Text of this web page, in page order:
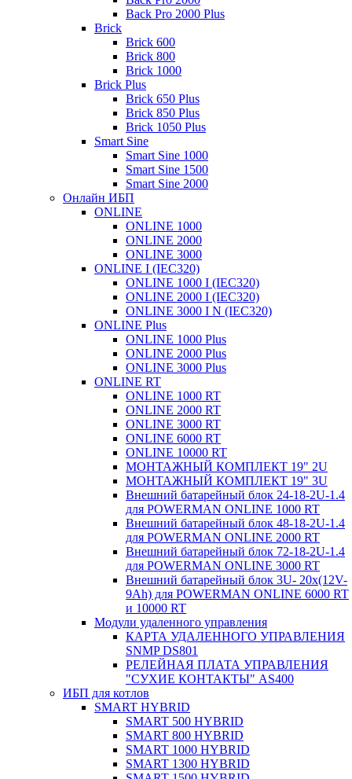
Back Pro 2000 Plus
Brick
Brick 600
Brick 800
Brick 1000
Brick Plus
Brick 650 Plus
Brick 850 Plus
Brick 1050 Plus
Smart Sine
Smart Sine 1000
Smart Sine 1500
Smart Sine 2000
Онлайн ИБП
ONLINE
ONLINE 1000
ONLINE 2000
ONLINE 3000
ONLINE I (IEC320)
ONLINE 1000 I (IEC320)
ONLINE 2000 I (IEC320)
ONLINE 3000 I N (IEC320)
ONLINE Plus
ONLINE 1000 Plus
ONLINE 2000 Plus
ONLINE 3000 Plus
ONLINE RT
ONLINE 1000 RT
ONLINE 2000 RT
ONLINE 3000 RT
ONLINE 6000 RT
ONLINE 10000 RT
МОНТАЖНЫЙ КОМПЛЕКТ 19" 2U
МОНТАЖНЫЙ КОМПЛЕКТ 19" 3U
Внешний батарейный блок 24-18-2U-1.4
для POWERMAN ONLINE 1000 RT
Внешний батарейный блок 48-18-2U-1.4
для POWERMAN ONLINE 2000 RT
Внешний батарейный блок 72-18-2U-1.4
для POWERMAN ONLINE 3000 RT
Внешний батарейный блок 3U- 20x(12V-
9Ah) для POWERMAN ONLINE 6000 RT
и 10000 RT
Модули удаленного управления
КАРТА УДАЛЕННОГО УПРАВЛЕНИЯ
SNMP DS801
РЕЛЕЙНАЯ ПЛАТА УПРАВЛЕНИЯ
"СУХИЕ КОНТАКТЫ" AS400
ИБП для котлов
SMART HYBRID
SMART 500 HYBRID
SMART 800 HYBRID
SMART 1000 HYBRID
SMART 1300 HYBRID